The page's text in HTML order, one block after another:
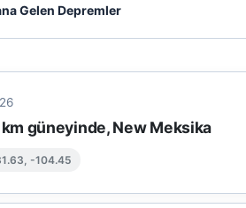
Gelen Depremler
güneyinde, New Meksika
-104.45